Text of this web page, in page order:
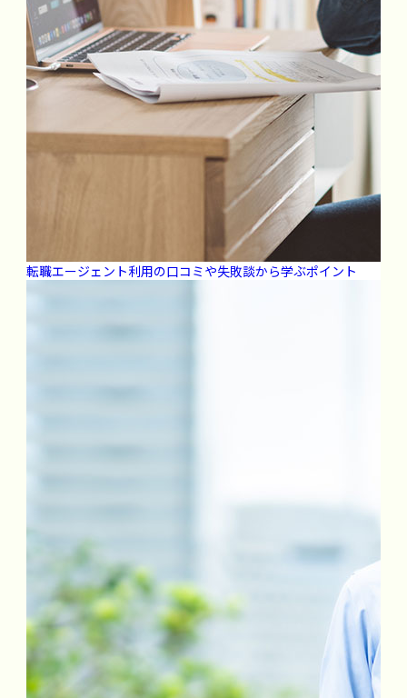
転職エージェント利用の口コミや失敗談から学ぶポイント